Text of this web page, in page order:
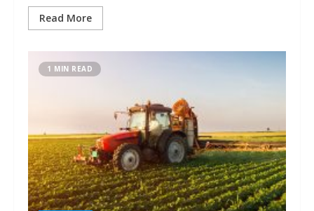
Read More
1 MIN READ